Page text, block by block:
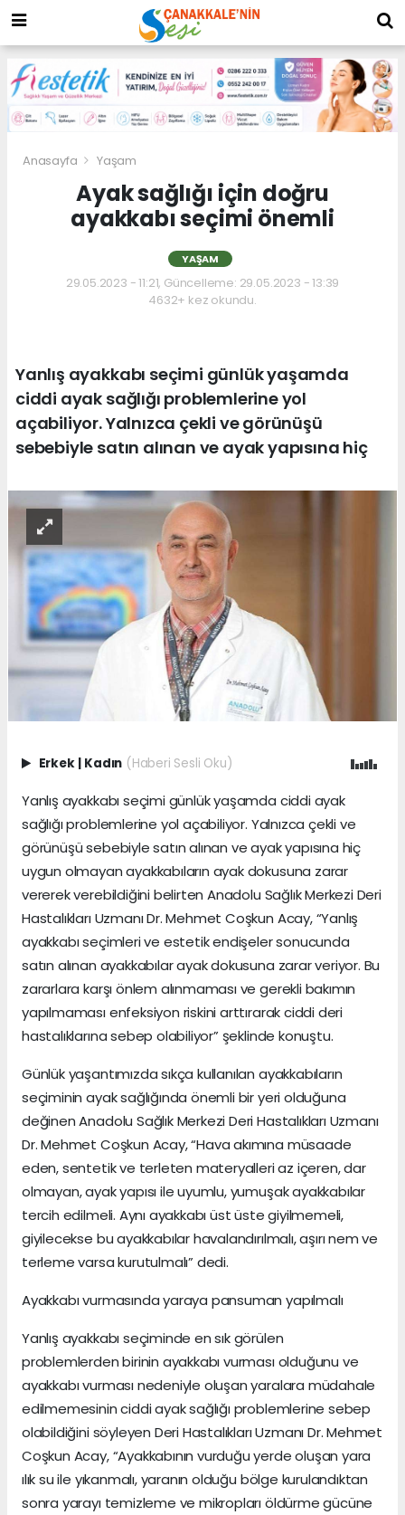
Anasayfa Yaşam
Ayak sağlığı için doğru
ayakkabı seçimi önemli
YAŞAM
29.05.2023 - 11:21, Güncelleme: 29.05.2023 - 13:39
4632+ kez okundu.
Yanlış ayakkabı seçimi günlük yaşamda
ciddi ayak sağlığı problemlerine yol
açabiliyor. Yalnızca çekli ve görünüşü
sebebiyle satın alınan ve ayak yapısına hiç
Erkek | Kadın (Haberi Sesli Oku)
Yanlış ayakkabı seçimi günlük yaşamda ciddi ayak
sağlığı problemlerine yol açabiliyor. Yalnızca çekli ve
görünüşü sebebiyle satın alınan ve ayak yapısına hiç
uygun olmayan ayakkabıların ayak dokusuna zarar
vererek verebildiğini belirten Anadolu Sağlık Merkezi Deri
Hastalıkları Uzmanı Dr. Mehmet Coşkun Acay, “Yanlış
ayakkabı seçimleri ve estetik endişeler sonucunda
satın alınan ayakkabılar ayak dokusuna zarar veriyor. Bu
zararlara karşı önlem alınmaması ve gerekli bakımın
yapılmaması enfeksiyon riskini arttırarak ciddi deri
hastalıklarına sebep olabiliyor” şeklinde konuştu.
Günlük yaşantımızda sıkça kullanılan ayakkabıların
seçiminin ayak sağlığında önemli bir yeri olduğuna
değinen Anadolu Sağlık Merkezi Deri Hastalıkları Uzmanı
Dr. Mehmet Coşkun Acay, “Hava akımına müsaade
eden, sentetik ve terleten materyalleri az içeren, dar
olmayan, ayak yapısı ile uyumlu, yumuşak ayakkabılar
tercih edilmeli. Aynı ayakkabı üst üste giyilmemeli,
giyilecekse bu ayakkabılar havalandırılmalı, aşırı nem ve
terleme varsa kurutulmalı” dedi.
Ayakkabı vurmasında yaraya pansuman yapılmalı
Yanlış ayakkabı seçiminde en sık görülen
problemlerden birinin ayakkabı vurması olduğunu ve
ayakkabı vurması nedeniyle oluşan yaralara müdahale
edilmemesinin ciddi ayak sağlığı problemlerine sebep
olabildiğini söyleyen Deri Hastalıkları Uzmanı Dr. Mehmet
Coşkun Acay, “Ayakkabının vurduğu yerde oluşan yara
ılık su ile yıkanmalı, yaranın olduğu bölge kurulandıktan
sonra yarayı temizleme ve mikropları öldürme gücüne